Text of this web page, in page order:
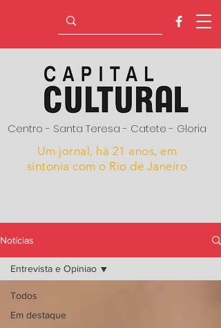
Centro - Santa Teresa - Catete - Gloria
Um jornal, hà 21 anos, em
sintonia com o Rio de Janeiro
Notícias
Todos
Em destaque
Entrevista e Opiniao